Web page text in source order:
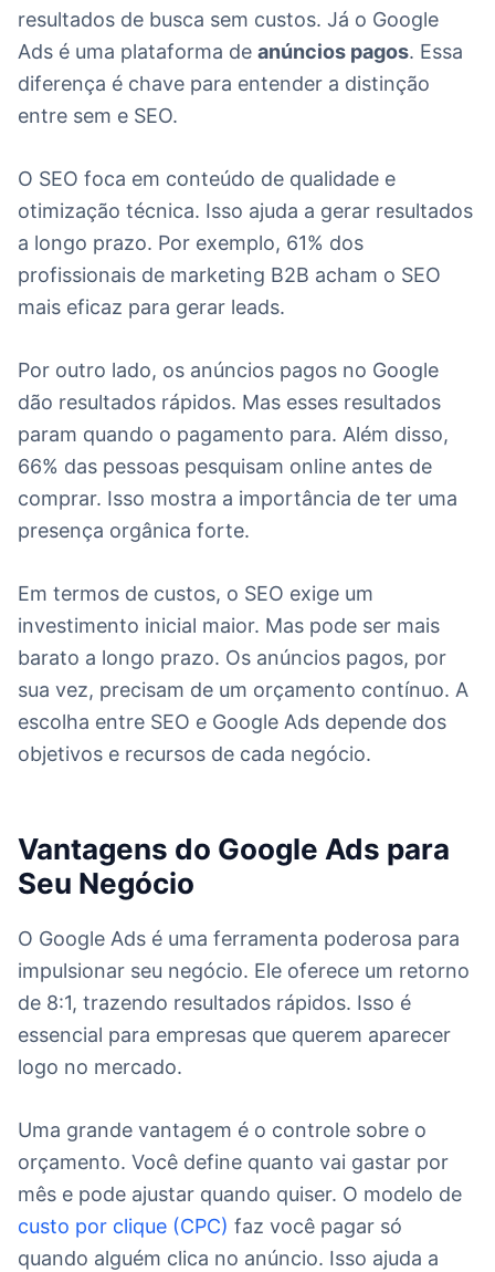
resultados de busca sem custos. Já o Google
Ads é uma plataforma de anúncios pagos. Essa
diferença é chave para entender a distinção
entre sem e SEO.
O SEO foca em conteúdo de qualidade e
otimização técnica. Isso ajuda a gerar resultados
a longo prazo. Por exemplo, 61% dos
profissionais de marketing B2B acham o SEO
mais eficaz para gerar leads.
Por outro lado, os anúncios pagos no Google
dão resultados rápidos. Mas esses resultados
param quando o pagamento para. Além disso,
66% das pessoas pesquisam online antes de
comprar. Isso mostra a importância de ter uma
presença orgânica forte.
Em termos de custos, o SEO exige um
investimento inicial maior. Mas pode ser mais
barato a longo prazo. Os anúncios pagos, por
sua vez, precisam de um orçamento contínuo. A
escolha entre SEO e Google Ads depende dos
objetivos e recursos de cada negócio.
Vantagens do Google Ads para
Seu Negócio
O Google Ads é uma ferramenta poderosa para
impulsionar seu negócio. Ele oferece um retorno
de 8:1, trazendo resultados rápidos. Isso é
essencial para empresas que querem aparecer
logo no mercado.
Uma grande vantagem é o controle sobre o
orçamento. Você define quanto vai gastar por
mês e pode ajustar quando quiser. O modelo de
custo por clique (CPC) faz você pagar só
quando alguém clica no anúncio. Isso ajuda a